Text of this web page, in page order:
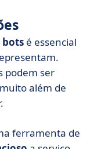
bots é essencial
podem ser
além de
ferramenta de